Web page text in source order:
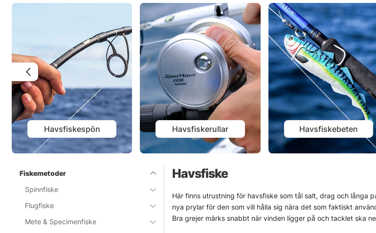
Havsfiskespön Havsfiskerullar Havsfiskebeten
Fiskemetoder
Spinnfiske
Flugfiske
Mete & Specimenfiske
Havsfiske
Här finns utrustning för havsfiske som tål salt, drag och långa
nya prylar för den som vill hålla sig nära det som faktiskt
Bra grejer märks snabbt när vinden ligger på och tacklet ska